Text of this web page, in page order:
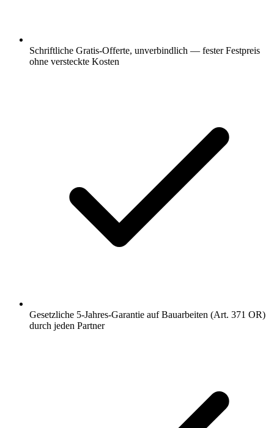
Schriftliche Gratis-Offerte, unverbindlich — fester Festpreis
ohne versteckte Kosten
Gesetzliche 5-Jahres-Garantie auf Bauarbeiten (Art. 371 OR)
durch jeden Partner